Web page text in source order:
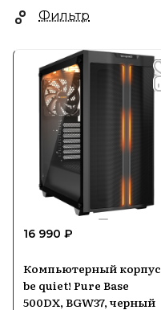
Фильтр
16 990 ₽
Компьютерный корпус
be quiet! Pure Base
500DX, BGW37, черный